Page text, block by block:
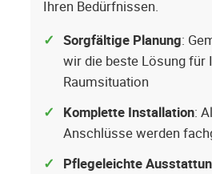
Ihren Bedürfnissen.
Sorgfältige Planung:
wir die beste Lösung für
Raumsituation
Komplette Installation:
Anschlüsse werden
Pflegeleichte